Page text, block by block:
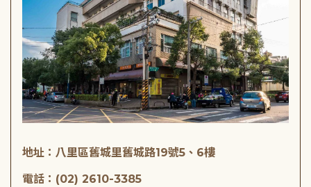
地址：八里區舊城里舊城路19號5、6樓
電話：(02) 2610-3385